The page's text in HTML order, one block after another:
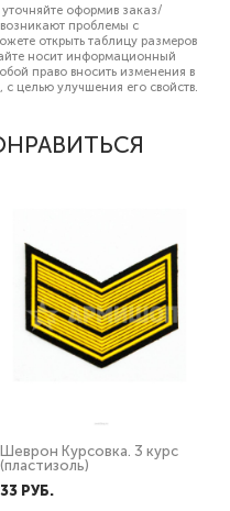
оформив заказ/
проблемы с
открыть таблицу размеров
носит информационный
право вносить изменения в
с целью улучшения его свойств.
Шеврон Курсовка. 3 курс
(пластизоль)
33 PУБ.